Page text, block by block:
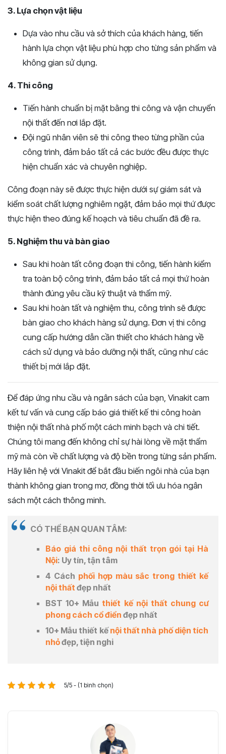
3. Lựa chọn vật liệu
Dựa vào nhu cầu và sở thích của khách hàng, tiến
hành lựa chọn vật liệu phù hợp cho từng sản phẩm và
không gian sử dụng.
4. Thi công
Tiến hành chuẩn bị mặt bằng thi công và vận chuyển
nội thất đến nơi lắp đặt.
Đội ngũ nhân viên sẽ thi công theo từng phần của
công trình, đảm bảo tất cả các bước đều được thực
hiện chuẩn xác và chuyên nghiệp.
Công đoạn này sẽ được thực hiện dưới sự giám sát và
kiểm soát chất lượng nghiêm ngặt, đảm bảo mọi thứ được
thực hiện theo đúng kế hoạch và tiêu chuẩn đã đề ra.
5. Nghiệm thu và bàn giao
Sau khi hoàn tất công đoạn thi công, tiến hành kiểm
tra toàn bộ công trình, đảm bảo tất cả mọi thứ hoàn
thành đúng yêu cầu kỹ thuật và thẩm mỹ.
Sau khi hoàn tất và nghiệm thu, công trình sẽ được
bàn giao cho khách hàng sử dụng. Đơn vị thi công
cung cấp hướng dẫn cần thiết cho khách hàng về
cách sử dụng và bảo dưỡng nội thất, cũng như các
thiết bị mới lắp đặt.
Để đáp ứng nhu cầu và ngân sách của bạn, Vinakit cam
kết tư vấn và cung cấp báo giá thiết kế thi công hoàn
thiện nội thất nhà phố một cách minh bạch và chi tiết.
Chúng tôi mang đến không chỉ sự hài lòng về mặt thẩm
mỹ mà còn về chất lượng và độ bền trong từng sản phẩm.
Hãy liên hệ với Vinakit để bắt đầu biến ngôi nhà của bạn
thành không gian trong mơ, đồng thời tối ưu hóa ngân
sách một cách thông minh.
CÓ THỂ BẠN QUAN TÂM:
Báo giá thi công nội thất trọn gói tại Hà
Nội: Uy tín, tận tâm
4 Cách phối hợp màu sắc trong thiết kế
nội thất đẹp nhất
BST 10+ Mẫuthiết kế nội thất chung cư
phong cách cổ điển đẹp nhất
10+ Mẫu thiết kếnội thất nhà phố diện tích
nhỏđẹp, tiện nghi
5/5 - (1 bình chọn)